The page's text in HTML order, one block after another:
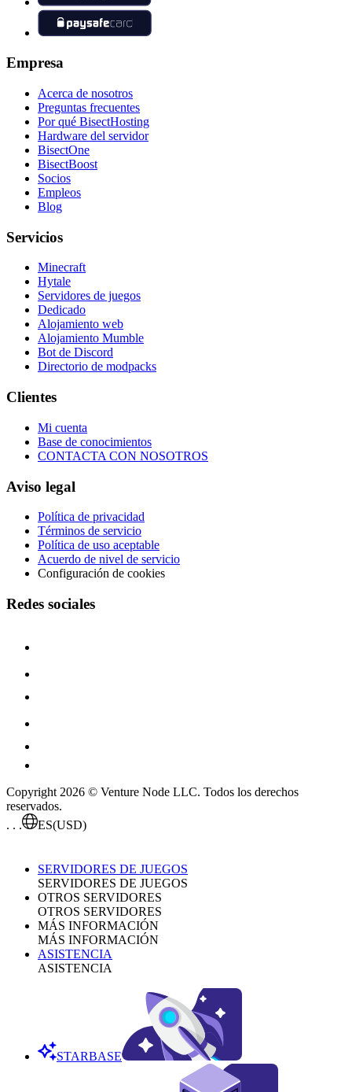
Empresa
Acerca de nosotros
Preguntas frecuentes
Por qué BisectHosting
Hardware del servidor
BisectOne
BisectBoost
Socios
Empleos
Blog
Servicios
Minecraft
Hytale
Servidores de juegos
Dedicado
Alojamiento web
Alojamiento Mumble
Bot de Discord
Directorio de modpacks
Clientes
Mi cuenta
Base de conocimientos
CONTACTA CON NOSOTROS
Aviso legal
Política de privacidad
Términos de servicio
Política de uso aceptable
Acuerdo de nivel de servicio
Configuración de cookies
Redes sociales
Copyright 2026 © Venture Node LLC. Todos los derechos
reservados.
. . .
ES(USD)
SERVIDORES DE JUEGOS
SERVIDORES DE JUEGOS
OTROS SERVIDORES
OTROS SERVIDORES
MÁS INFORMACIÓN
MÁS INFORMACIÓN
ASISTENCIA
ASISTENCIA
STARBASE